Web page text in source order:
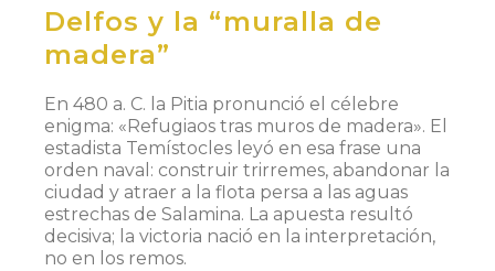
Delfos y la “muralla de
madera”
En 480 a. C. la Pitia pronunció el célebre
enigma: «Refugiaos tras muros de madera». El
estadista Temístocles leyó en esa frase una
orden naval: construir trirremes, abandonar la
ciudad y atraer a la flota persa a las aguas
estrechas de Salamina. La apuesta resultó
decisiva; la victoria nació en la interpretación,
no en los remos.